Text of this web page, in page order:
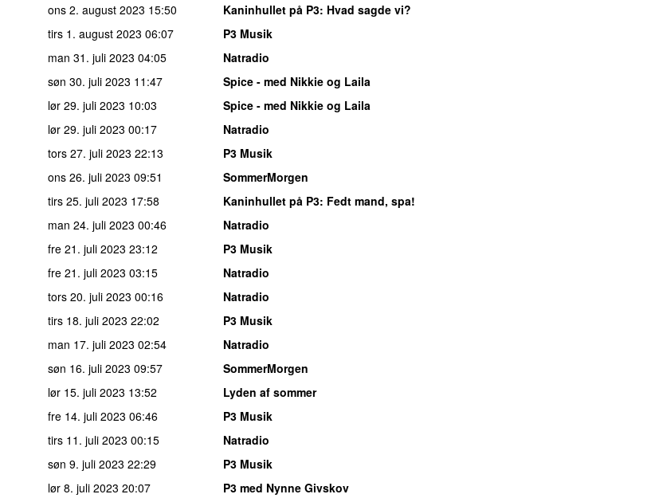
ons 2. august 2023 15:50 Kaninhullet på P3: Hvad sagde vi?
tirs 1. august 2023 06:07
P3 Musik
man 31. juli 2023 04:05
Natradio
søn 30. juli 2023 11:47
Spice - med Nikkie og Laila
lør 29. juli 2023 10:03
Spice - med Nikkie og Laila
lør 29. juli 2023 00:17
Natradio
tors 27. juli 2023 22:13
P3 Musik
ons 26. juli 2023 09:51
SommerMorgen
tirs 25. juli 2023 17:58 Kaninhullet på P3: Fedt mand, spa!
man 24. juli 2023 00:46
Natradio
fre 21. juli 2023 23:12
P3 Musik
fre 21. juli 2023 03:15
Natradio
tors 20. juli 2023 00:16
Natradio
tirs 18. juli 2023 22:02
P3 Musik
man 17. juli 2023 02:54
Natradio
søn 16. juli 2023 09:57
SommerMorgen
lør 15. juli 2023 13:52
Lyden af sommer
fre 14. juli 2023 06:46
P3 Musik
tirs 11. juli 2023 00:15
Natradio
søn 9. juli 2023 22:29
P3 Musik
lør 8. juli 2023 20:07
P3 med Nynne Givskov